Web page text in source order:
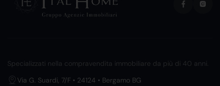
Specializzati nella compravendita immobiliare da più di 40 anni.
Via G. Suardi, 7/F • 24124 • Bergamo BG